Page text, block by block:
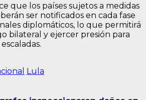
que los países sujetos a medidas
ser notificados en cada fase
diplomáticos, lo que permitirá
bilateral y ejercer presión para
Lula